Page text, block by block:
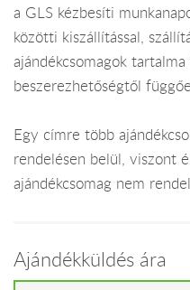
a GLS kézbesíti
közötti kiszállítással,
ajándékcsomagok
beszerezhetőségtől
Egy címre több
rendelésen belül, viszont
ajándékcsomag nem
Ajándékküldés ára